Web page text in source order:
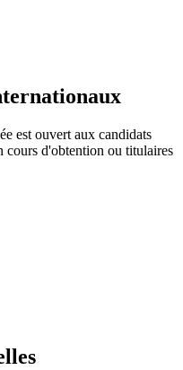
est ouvert aux candidats
cours d'obtention ou titulaires